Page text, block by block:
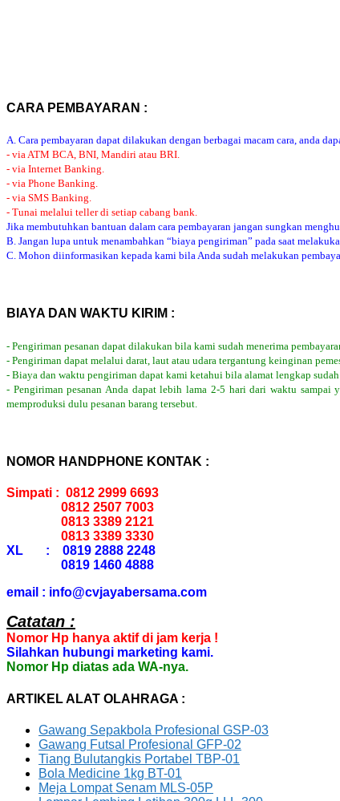
CARA PEMBAYARAN :
A. Cara pembayaran dapat dilakukan dengan berbagai macam cara, anda
- via ATM BCA, BNI, Mandiri atau BRI.
- via Internet Banking.
- via Phone Banking.
- via SMS Banking.
- Tunai melalui teller di setiap cabang bank.
Jika membutuhkan bantuan dalam cara pembayaran jangan sungkan
B. Jangan lupa untuk menambahkan “biaya pengiriman” pada saat
C. Mohon diinformasikan kepada kami bila Anda sudah melakukan
BIAYA DAN WAKTU KIRIM :
- Pengiriman pesanan dapat dilakukan bila kami sudah menerima
- Pengiriman dapat melalui darat, laut atau udara tergantung keinginan
- Biaya dan waktu pengiriman dapat kami ketahui bila alamat lengkap
- Pengiriman pesanan Anda dapat lebih lama 2-5 hari dari waktu
memproduksi dulu pesanan barang tersebut.
NOMOR HANDPHONE KONTAK :
Simpati : 0812 2999 6693
0812 2507 7003
0813 3389 2121
0813 3389 3330
XL : 0819 2888 2248
0819 1460 4888
email : info@cvjayabersama.com
Catatan :
Nomor Hp hanya aktif di jam kerja !
Silahkan hubungi marketing kami.
Nomor Hp diatas ada WA-nya.
ARTIKEL ALAT OLAHRAGA :
Gawang Sepakbola Profesional GSP-03
Gawang Futsal Profesional GFP-02
Tiang Bulutangkis Portabel TBP-01
Bola Medicine 1kg BT-01
Meja Lompat Senam MLS-05P